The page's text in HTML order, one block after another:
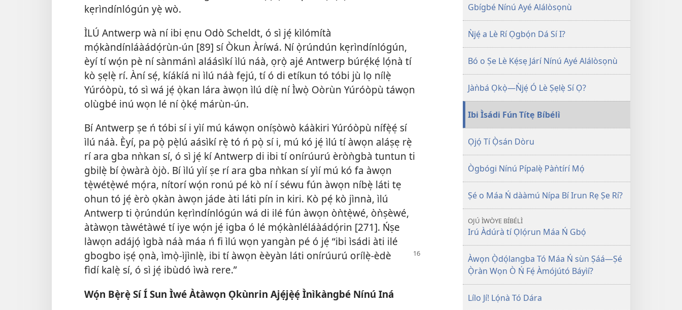
kẹrìndínlógún yẹ̀ wò.
ÌLÚ Antwerp wà ní ibi ẹnu Odò Scheldt, ó sì jẹ́ kìlómítà
mọ́kàndínláàádọ́rùn-ún [89] sí Òkun Àríwá. Ní ọ̀rúndún kẹrìndínlógún,
èyí tí wọ́n pè ní sànmánì aláásìkí ìlú náà, ọrọ̀ ajé Antwerp búrẹ́kẹ́ lọ́nà tí
kò ṣẹlẹ̀ rí. Àní sẹ́, kíákíá ni ìlú náà fẹjú, tí ó di etíkun tó tóbi jù lọ nílẹ̀
Yúróòpù, tó sì wá jẹ́ ọ̀kan lára àwọn ìlú díẹ̀ ní Ìwọ̀ Oòrùn Yúróòpù táwọn
olùgbé inú wọn lé ní ọ̀kẹ́ márùn-ún.
Bí Antwerp ṣe ń tóbi sí i yìí mú káwọn oníṣòwò káàkiri Yúróòpù nífẹ̀ẹ́ sí
ìlú náà. Èyí, pa pọ̀ pẹ̀lú aásìkí rẹ̀ tó ń pọ̀ sí i, mú kó jẹ́ ìlú tí àwọn aláṣẹ rẹ̀
rí ara gba nǹkan sí, ó sì jẹ́ kí Antwerp di ibi tí onírúurú èròǹgbà tuntun ti
gbilẹ̀ bí ọ̀wàrà òjò. Bí ìlú yìí ṣe rí ara gba nǹkan sí yìí mú kó fa àwọn
tẹ̀wétẹ̀wé mọ́ra, nítorí wọ́n ronú pé kò ní í séwu fún àwọn níbẹ̀ láti tẹ
ohun tó jẹ́ èrò ọkàn àwọn jáde àti láti pín in kiri. Kò pẹ́ kò jìnnà, ìlú
Antwerp ti ọ̀rúndún kẹrìndínlógún wá di ilé fún àwọn òǹtẹ̀wé, òǹṣèwé,
àtàwọn tàwétàwé tí iye wọ́n jẹ́ igba ó lé mọ́kànléláàádọ́rin [271]. Ńṣe
làwọn adájọ́ ìgbà náà máa ń fi ìlú wọn yangàn pé ó jẹ́ “ibi ìsádi àti ilé
gbogbo iṣẹ́ ọnà, ìmọ̀-ìjìnlẹ̀, ibi tí àwọn èèyàn láti onírúurú orílẹ̀-èdè
fìdí kalẹ̀ sí, ó sì jẹ́ ibùdó ìwà rere.”
Wọ́n Bẹ̀rẹ̀ Sí Í Sun Ìwé Àtàwọn Ọkùnrin Ajẹ́jẹ̀ẹ́ Ìnìkàngbé Nínú Iná
JÍ!
2002
Gbígbé Nínú Ayé Alálòsọnù
Ǹjẹ́ a Lè Rí Ọgbọ́n Dá Sí I?
Bó o Ṣe Lè Kẹ́sẹ Járí Nínú Ayé Alálòsọnù
Jàǹbá Ọkọ̀—Ǹjẹ́ Ó Lè Ṣẹlẹ̀ Sí Ọ?
Ibi Ìsádi Fún Títẹ Bíbélì
Ọjọ́ Tí Ọ̀sán Dòru
Ògbógi Nínú Pípalẹ̀ Pàǹtírí Mọ́
Ṣé o Máa Ń dààmú Nípa Bí Irun Rẹ Ṣe Rí?
OJÚ ÌWÒYE BÍBÉLÌ
Irú Àdúrà tí Ọlọ́run Máa Ń Gbọ́
Àwọn Ọ̀dọ́langba Tó Máa Ń sùn Ṣáá—Ṣé
Ọ̀ràn Wọn Ò Ń Fẹ́ Àmójútó Báyìí?
Lílo Jí! Lọ́nà Tó Dára